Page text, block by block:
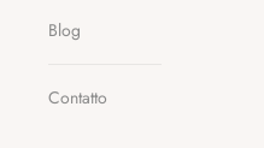
Blog
Contatto